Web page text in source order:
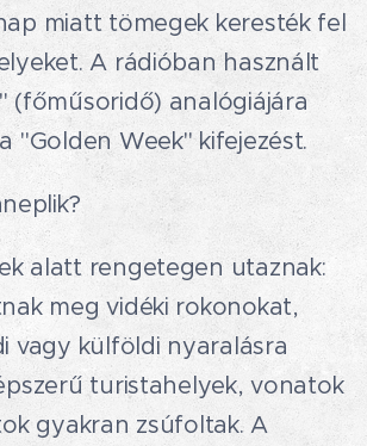
miatt tömegek keresték fel
A rádióban használt
(főműsoridő) analógiájára
"Golden Week" kifejezést.
alatt rengetegen utaznak:
meg vidéki rokonokat,
vagy külföldi nyaralásra
turistahelyek, vonatok
gyakran zsúfoltak. A